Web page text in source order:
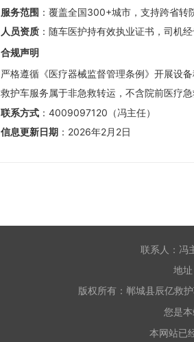
服务范围 ：覆盖全国300+城市，支持跨省转
人员资质 ：随车医护持有效执业证书，司机经
合规声明
严格遵循《医疗器械监督管理条例》开展设备
救护车服务属于非急救转运，不含院前医疗
联系方式 ：4009097120（冯主任）
信息更新日期 ：2026年2月2日
联系人：冯
地
版权所有：郸城县辰亿救
您是
本网站已